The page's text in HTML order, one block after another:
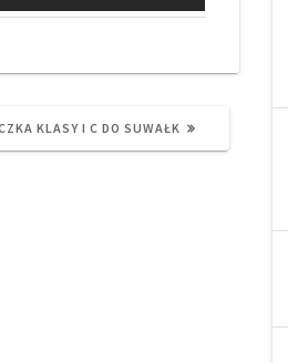
KLASY I C DO SUWAŁK